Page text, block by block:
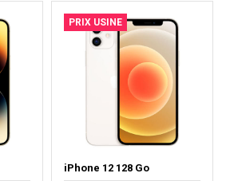
PRIX USINE
iPhone 12 128 Go